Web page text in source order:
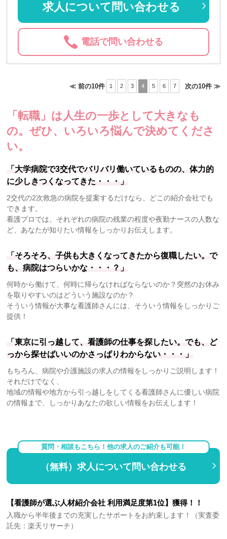
求人について問い合わせる
電話で問い合わせる
≪ 前の10件 1 2 3 4 5 6 7 次の10件 ≫
「転職」は人生の一歩として大きなも
の。ぜひ、いろいろ悩んで決めてくださ
い。
「大学病院で3交代でバリバリ働いているものの、体力的
に少しきつくなってきた・・・」
2交代の2次救急の病院を提案するだけなら、どこの紹介会社でも
できます。
看護プロでは、それぞれの病院の残業の程度や夜勤ナースの人数な
ど、あなたが知りたい情報をしっかりお伝えします。
「そろそろ、子供も大きくなってきたから復職したい。で
も、病院はつらいかな・・・？」
何時から働けて、何時に帰らなければならないのか？突然のお休み
を取りやすいのはどういう施設なのか？
そういう情報が大事な看護師さんには、そういう情報をしっかりご
提供！
「東京に引っ越して、看護師の仕事を探したい。でも、ど
っから探せばいいのかさっぱりわからない・・・」
もちろん、病院や介護施設の求人の情報をしっかりご説明します！
それだけでなく、
地域の情報や地方から引っ越しをしてくる看護師さんに優しい病院
の情報まで、しっかりあなたの欲しい情報をお伝えします！
質問・相談もこちら！他の求人のご紹介も可能！
（無料）求人について問い合わせる
【看護師が選ぶ人材紹介会社 利用満足度第1位】獲得！！
入職から半年後までの充実したサポートをお約束します！（実査委
託先：楽天リサーチ）